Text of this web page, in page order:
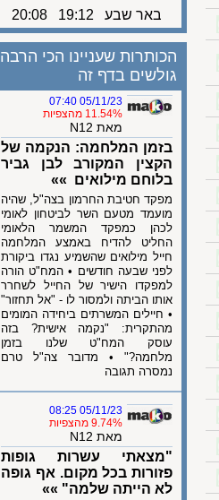
באר שבע
19:12
20:08
הכותרות שעניינו הכי הרבה
גולשים בדף זה
05/11/23 07:40
11.54% מהצפיות
מאת N12
בזמן המלחמה: הנקמה של
הקצין המקורב לבן גביר
בלוחם מילואים »»
מפקד חטיבת החרמון בצה"ל, שהיה
מועמד מטעם השר לביטחון לאומי
לכהן כמפקד המשמר הלאומי
החליט להדיח באמצע המלחמה
חייל מילואים שהשמיע נגדו ביקורת
לפני שבעה חודשים • המח"ט הורה
למפקדו הישיר של החייל לשחרר
אותו הביתה ולמסור לו - "אל תחזור"
• חיילים המשרתים ביחידה המומים
מהתקרית: "נקמה אישית? בזה
עוסק המח"ט שלנו בזמן
מלחמה?" • מדובר צה"ל טרם
נמסרה תגובה
05/11/23 08:25
9.74% מהצפיות
מאת N12
"מצאתי עשרות גופות
פזורות בכל מקום. אף גופה
לא הייתה שלמה" »»